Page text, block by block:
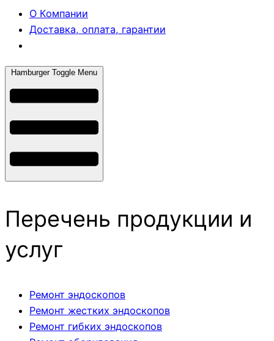
О Компании
Доставка, оплата, гарантии
Hamburger Toggle Menu
Перечень продукции и
услуг
Ремонт эндоскопов
Ремонт жестких эндоскопов
Ремонт гибких эндоскопов